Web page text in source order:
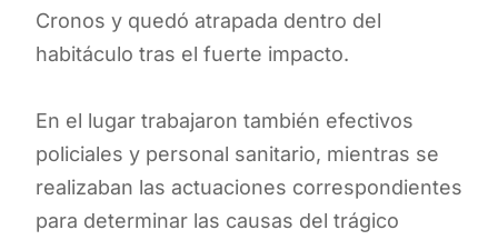
Cronos y quedó atrapada dentro del
habitáculo tras el fuerte impacto.
En el lugar trabajaron también efectivos
policiales y personal sanitario, mientras se
realizaban las actuaciones correspondientes
para determinar las causas del trágico